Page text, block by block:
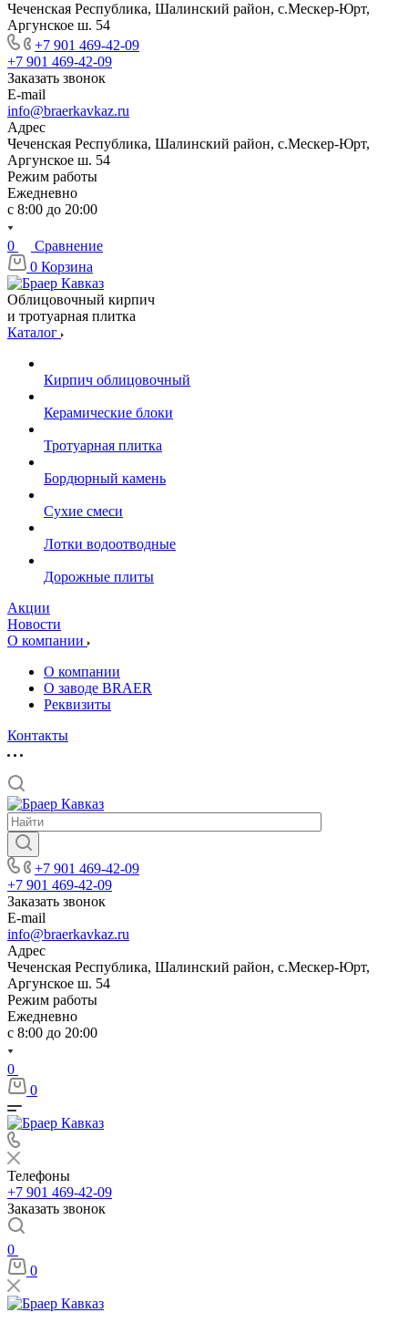
Чеченская Республика, Шалинский район, с.Мескер-Юрт,
Аргунское ш. 54
+7 901 469-42-09
+7 901 469-42-09
Заказать звонок
E-mail
info@braerkavkaz.ru
Адрес
Чеченская Республика, Шалинский район, с.Мескер-Юрт,
Аргунское ш. 54
Режим работы
Ежедневно
с 8:00 до 20:00
0
Сравнение
0 Корзина
Облицовочный кирпич
и тротуарная плитка
Каталог
Кирпич облицовочный
Керамические блоки
Тротуарная плитка
Бордюрный камень
Сухие смеси
Лотки водоотводные
Дорожные плиты
Акции
Новости
О компании
О компании
О заводе BRAER
Реквизиты
Контакты
+7 901 469-42-09
+7 901 469-42-09
Заказать звонок
E-mail
info@braerkavkaz.ru
Адрес
Чеченская Республика, Шалинский район, с.Мескер-Юрт,
Аргунское ш. 54
Режим работы
Ежедневно
с 8:00 до 20:00
0
0
Телефоны
+7 901 469-42-09
Заказать звонок
0
0